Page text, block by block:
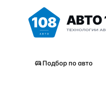
Подбор по авто